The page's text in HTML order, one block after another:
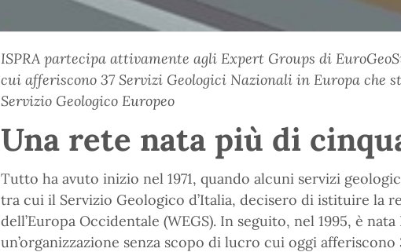
ISPRA partecipa attivamente agli Expert Groups di
cui afferiscono 37 Servizi Geologici Nazionali in Europa che
Servizio Geologico Europeo
Una rete nata più di
Tutto ha avuto inizio nel 1971, quando alcuni servizi
tra cui il Servizio Geologico d’Italia, decisero di istituire la
dell’Europa Occidentale (WEGS). In seguito, nel 1995, è nata
un’organizzazione senza scopo di lucro cui oggi